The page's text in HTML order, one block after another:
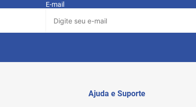
E-mail
Ajuda e Suporte